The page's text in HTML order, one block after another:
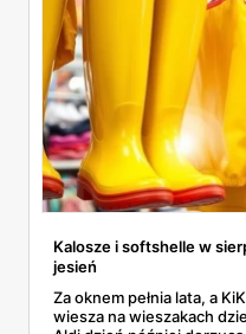
Kalosze i softshelle w
jesień
Za oknem pełnia lata, a
wiesza na wieszakach